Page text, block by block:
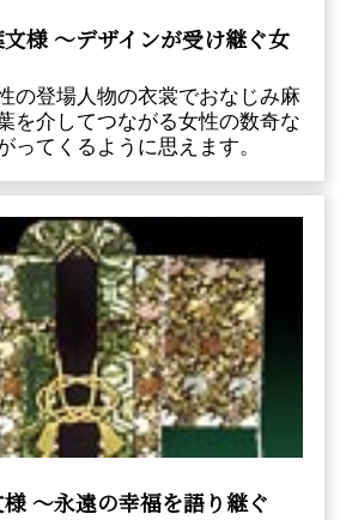
様 〜デザインが受け継ぐ女
の登場人物の衣裳でおなじみ麻
を介してつながる女性の数奇な
ってくるように思えます。
〜永遠の幸福を語り継ぐ